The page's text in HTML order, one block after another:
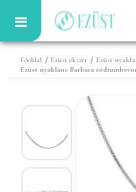
Főoldal / Ezüst ékszer / Ezüst
Ezüst nyaklánc Barbara